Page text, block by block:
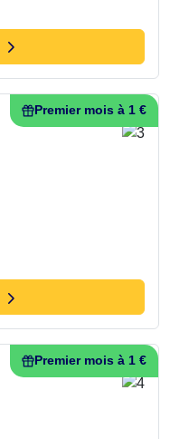
Premier mois à 1 €
Premier mois à 1 €